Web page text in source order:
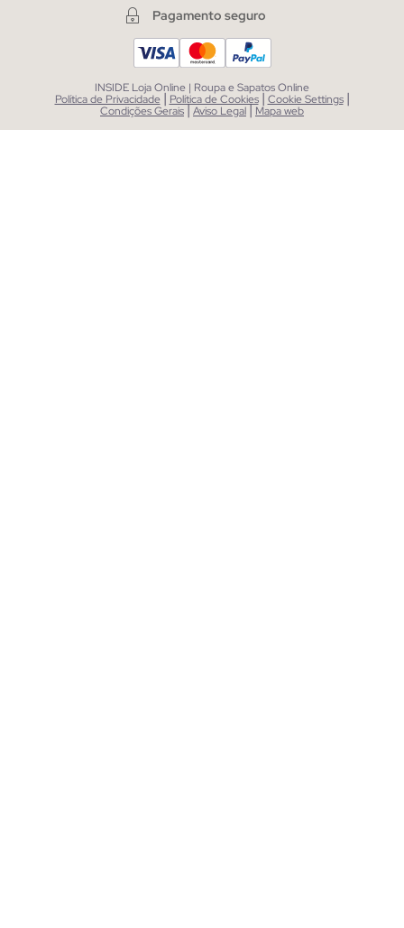
Pagamento seguro
INSIDE Loja Online | Roupa e Sapatos Online
Política de Privacidade | Política de Cookies | Cookie Settings |
Condições Gerais|Aviso Legal| Mapa web